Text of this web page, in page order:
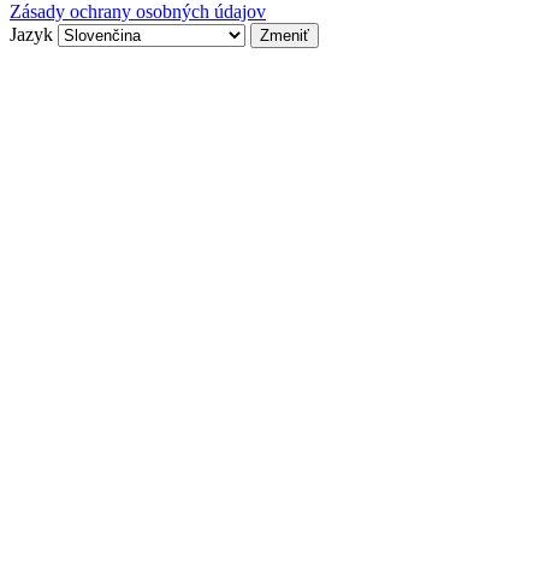
Zásady ochrany osobných údajov
Jazyk